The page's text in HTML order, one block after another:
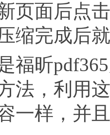
页面后点
缩完成后
昕pdf365
法，利用
一样，并